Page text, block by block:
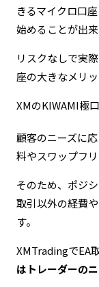
きるマイクロ口
始めることが出来
リスクなしで実
座の大きなメリッ
XMのKIWAMI極
顧客のニーズに
料やスワップフ
そのため、ポジ
取引以外の経費
す。
XMTradingでEA
はトレーダーの